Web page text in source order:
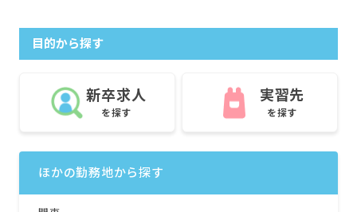
目的から探す
新卒求人
を探す
実習先
を探す
ほかの勤務地から探す